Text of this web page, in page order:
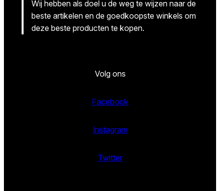
Wij hebben als doel u de weg te wijzen naar de
beste artikelen en de goedkoopste winkels om
deze beste producten te kopen.
Volg ons
Facebook
Instagram
Twitter